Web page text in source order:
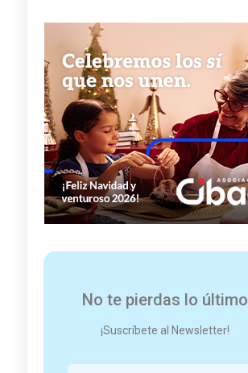
No te pierdas lo último
¡Suscríbete al Newsletter!